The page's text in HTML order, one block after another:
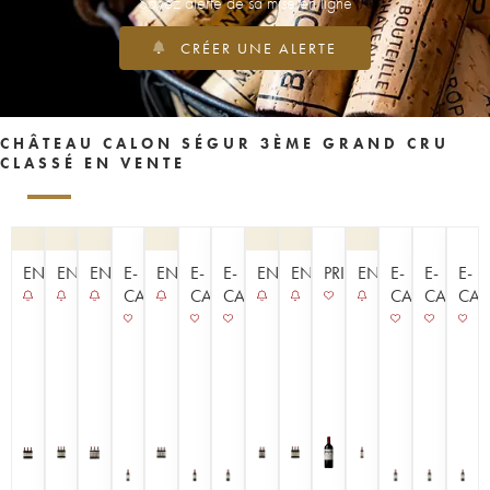
CRÉER UNE ALERTE
CHÂTEAU CALON SÉGUR 3ÈME GRAND CRU
CLASSÉ EN VENTE
ENCHÈREENCHÈREENCHÈRE
E-
CAVISTE
ENCHÈRE
E-
CAVISTE
E-
CAVISTE
ENCHÈREENCHÈRE
PRIMEURENCHÈRE
E-
CAVISTE
E-
CAVISTE
E-